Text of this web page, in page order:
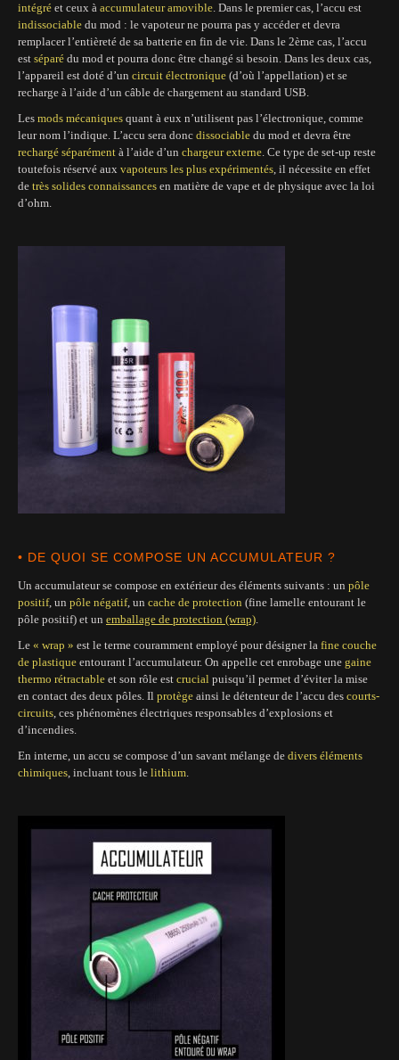
intégré et ceux à accumulateur amovible. Dans le premier cas, l’accu est
indissociable du mod : le vapoteur ne pourra pas y accéder et devra
remplacer l’entièreté de sa batterie en fin de vie. Dans le 2ème cas, l’accu
est séparé du mod et pourra donc être changé si besoin. Dans les deux cas,
l’appareil est doté d’un circuit électronique (d’où l’appellation) et se
recharge à l’aide d’un câble de chargement au standard USB.
Les mods mécaniques quant à eux n’utilisent pas l’électronique, comme
leur nom l’indique. L’accu sera donc dissociable du mod et devra être
rechargé séparément à l’aide d’un chargeur externe. Ce type de set-up reste
toutefois réservé aux vapoteurs les plus expérimentés, il nécessite en effet
de très solides connaissances en matière de vape et de physique avec la loi
d’ohm.
• DE QUOI SE COMPOSE UN ACCUMULATEUR ?
Un accumulateur se compose en extérieur des éléments suivants : un pôle
positif, un pôle négatif, un cache de protection (fine lamelle entourant le
pôle positif) et un emballage de protection (wrap).
Le « wrap » est le terme couramment employé pour désigner la fine couche
de plastique entourant l’accumulateur. On appelle cet enrobage une gaine
thermo rétractable et son rôle est crucial puisqu’il permet d’éviter la mise
en contact des deux pôles. Il protège ainsi le détenteur de l’accu des courts-
circuits, ces phénomènes électriques responsables d’explosions et
d’incendies.
En interne, un accu se compose d’un savant mélange de divers éléments
chimiques, incluant tous le lithium.